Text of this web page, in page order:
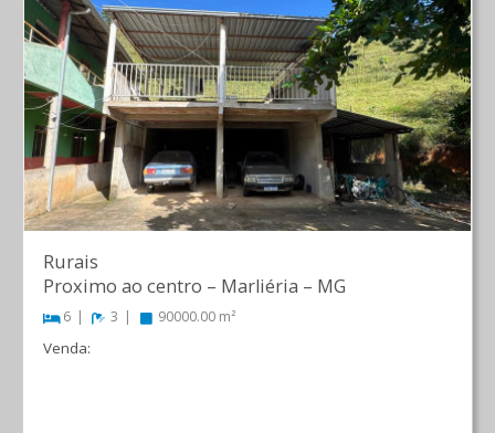
Rurais
Proximo ao centro – Marliéria – MG
6 3 90000.00 m²
Venda: